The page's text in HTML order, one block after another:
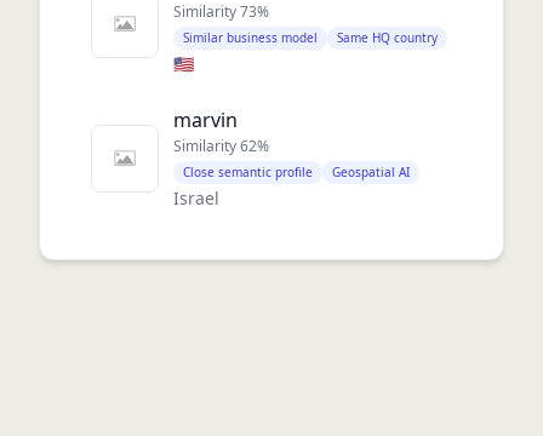
Similarity73%
Similar business model Same HQ country
🇺🇸
marvin
Similarity62%
Close semantic profile Geospatial AI
Israel